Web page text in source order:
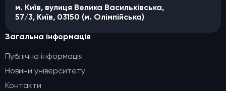
м. Київ, вулиця Велика Васильківська,
57/3, Київ, 03150 (м. Олімпійська)
Загальна інформація
Публічна інформація
Новини університету
Контакти